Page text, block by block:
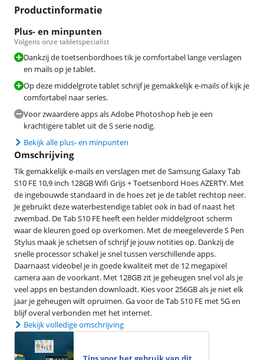
Productinformatie
Plus- en minpunten
Volgens onze tabletspecialist
Dankzij de toetsenbordhoes tik je comfortabel lange verslagen
en mails op je tablet.
Op deze middelgrote tablet schrijf je gemakkelijk e-mails of kijk je
comfortabel naar series.
Voor zwaardere apps als Adobe Photoshop heb je een
krachtigere tablet uit de S serie nodig.
Bekijk alle plus- en minpunten
Omschrijving
Tik gemakkelijk e-mails en verslagen met de Samsung Galaxy Tab
S10 FE 10,9 inch 128GB Wifi Grijs + Toetsenbord Hoes AZERTY. Met
de ingebouwde standaard in de hoes zet je de tablet rechtop neer.
Je gebruikt deze waterbestendige tablet ook in bad of naast het
zwembad. De Tab S10 FE heeft een helder middelgroot scherm
waar de kleuren goed op overkomen. Met de meegeleverde S Pen
Stylus maak je schetsen of schrijf je jouw notities op. Dankzij de
snelle processor schakel je snel tussen verschillende apps.
Daarnaast videobel je in goede kwaliteit met de 12 megapixel
camera aan de voorkant. Met 128GB zit je geheugen snel vol als je
veel apps en bestanden downloadt. Kies voor 256GB als je niet elk
jaar je geheugen wilt opruimen. Ga voor de Tab S10 FE met 5G en
blijf overal verbonden met het internet.
Bekijk volledige omschrijving